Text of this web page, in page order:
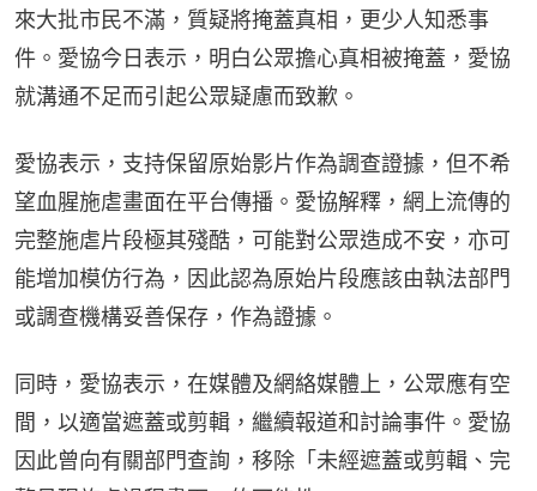
來大批市民不滿，質疑將掩蓋真相，更少人知悉事
件。愛協今日表示，明白公眾擔心真相被掩蓋，愛協
就溝通不足而引起公眾疑慮而致歉。
愛協表示，支持保留原始影片作為調查證據，但不希
望血腥施虐畫面在平台傳播。愛協解釋，網上流傳的
完整施虐片段極其殘酷，可能對公眾造成不安，亦可
能增加模仿行為，因此認為原始片段應該由執法部門
或調查機構妥善保存，作為證據。
同時，愛協表示，在媒體及網絡媒體上，公眾應有空
間，以適當遮蓋或剪輯，繼續報道和討論事件。愛協
因此曾向有關部門查詢，移除「未經遮蓋或剪輯、完